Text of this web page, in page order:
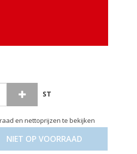
ST
en nettoprijzen te bekijken
NIET OP VOORRAAD